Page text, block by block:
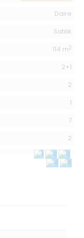
Daire
Satılık
114 m2
2+1
2
1
7
2